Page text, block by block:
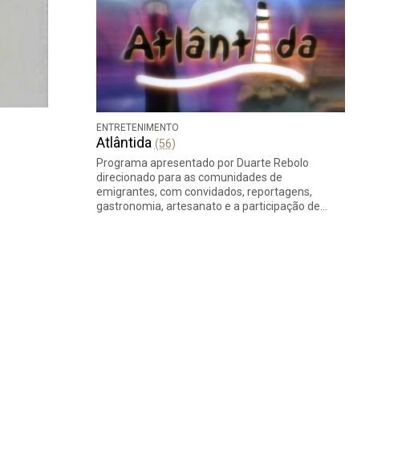
ENTRETENIMENTO
Atlântida (56)
Programa apresentado por Duarte Rebolo
direcionado para as comunidades de
emigrantes, com convidados, reportagens,
gastronomia, artesanato e a participação de…